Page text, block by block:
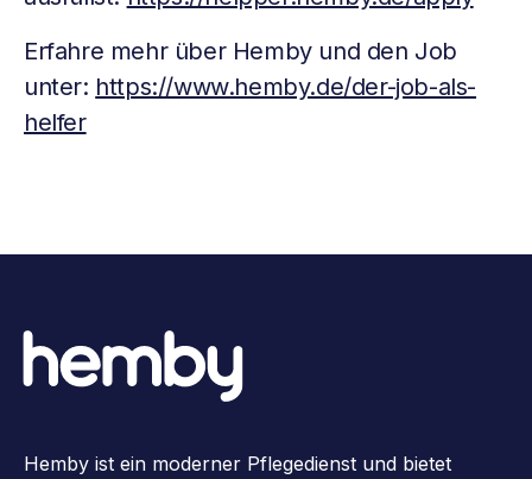
Erfahre mehr über Hemby und den Job
unter: https://www.hemby.de/der-job-als-
helfer
Hemby ist ein moderner Pflegedienst und bietet